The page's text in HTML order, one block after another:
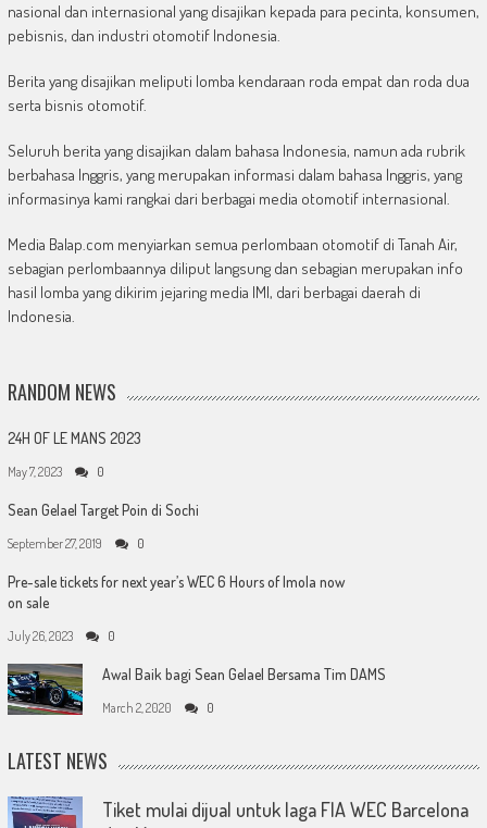
nasional dan internasional yang disajikan kepada para pecinta, konsumen,
pebisnis, dan industri otomotif Indonesia.
Berita yang disajikan meliputi lomba kendaraan roda empat dan roda dua
serta bisnis otomotif.
Seluruh berita yang disajikan dalam bahasa Indonesia, namun ada rubrik
berbahasa Inggris, yang merupakan informasi dalam bahasa Inggris, yang
informasinya kami rangkai dari berbagai media otomotif internasional.
Media Balap.com menyiarkan semua perlombaan otomotif di Tanah Air,
sebagian perlombaannya diliput langsung dan sebagian merupakan info
hasil lomba yang dikirim jejaring media IMI, dari berbagai daerah di
Indonesia.
RANDOM NEWS
24H OF LE MANS 2023
May 7, 2023 0
Sean Gelael Target Poin di Sochi
September 27, 2019 0
Pre-sale tickets for next year’s WEC 6 Hours of Imola now
on sale
July 26, 2023 0
Awal Baik bagi Sean Gelael Bersama Tim DAMS
March 2, 2020 0
LATEST NEWS
Tiket mulai dijual untuk laga FIA WEC Barcelona